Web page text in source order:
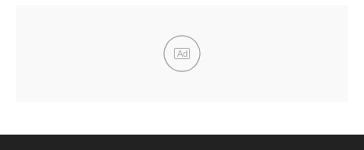
Ad